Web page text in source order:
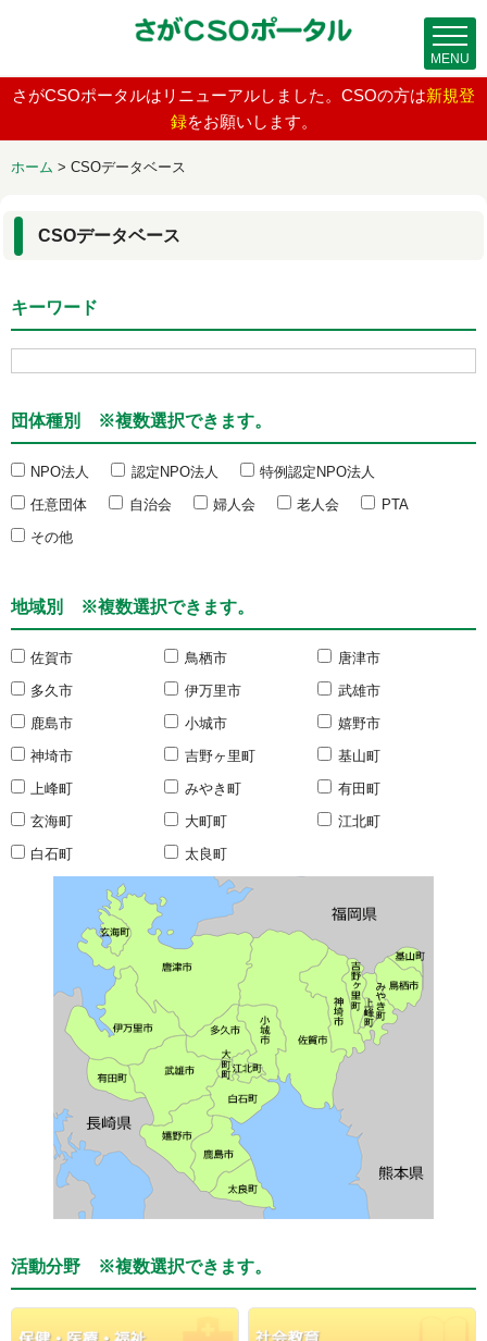
さがCSOポータルはリニューアルしました。CSOの方は新規登
録をお願いします。
ホーム > CSOデータベース
CSOデータベース
キーワード
団体種別 ※複数選択できます。
NPO法人 認定NPO法人
特例認定NPO法人
任意団体
自治会 婦人会 老人会
PTA
その他
地域別 ※複数選択できます。
佐賀市 鳥栖市
唐津市
多久市
伊万里市
武雄市
鹿島市
小城市
嬉野市
神埼市
吉野ヶ里町
基山町
上峰町
みやき町
有田町
玄海町
大町町
江北町
白石町
太良町
活動分野 ※複数選択できます。
MENU